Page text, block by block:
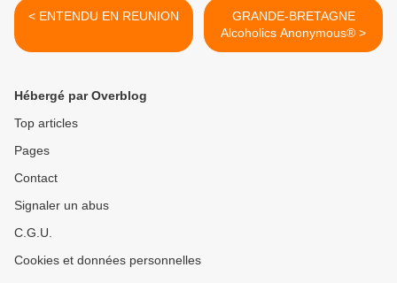
< ENTENDU EN REUNION
GRANDE-BRETAGNE
Alcoholics Anonymous® >
Hébergé par Overblog
Top articles
Pages
Contact
Signaler un abus
C.G.U.
Cookies et données personnelles